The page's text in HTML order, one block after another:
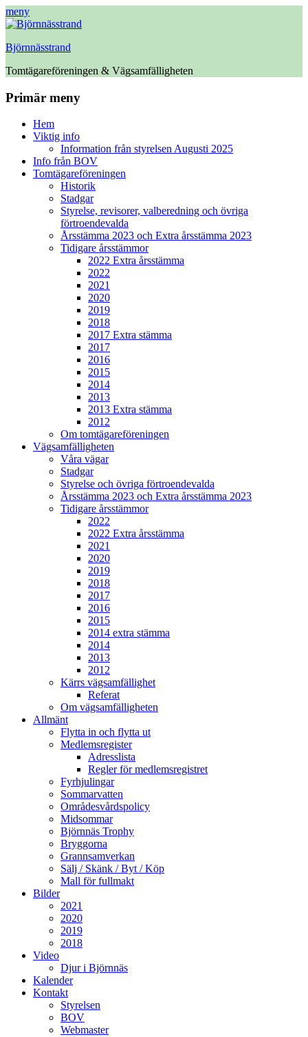
meny
Björnnässtrand
Tomtägareföreningen & Vägsamfälligheten
Facebook
Primär meny
HoppaHem
Viktig info
Information från styrelsen Augusti 2025
Info från BOV
Tomtägareföreningen
Historik
Stadgar
Styrelse, revisorer, valberedning och övriga
förtroendevalda
Årsstämma 2023 och Extra årsstämma 2023
Tidigare årsstämmor
2022 Extra årsstämma
2022
2021
2020
2019
2018
2017 Extra stämma
2017
2016
2015
2014
2013
2013 Extra stämma
2012
Om tomtägareföreningen
Vägsamfälligheten
Våra vägar
Stadgar
Styrelse och övriga förtroendevalda
Årsstämma 2023 och Extra årsstämma 2023
Tidigare årsstämmor
2022
2022 Extra årsstämma
2021
2020
2019
2018
2017
2016
2015
2014 extra stämma
2014
2013
2012
Kärrs vägsamfällighet
Referat
Om vägsamfälligheten
Allmänt
Flytta in och flytta ut
Medlemsregister
Adresslista
Regler för medlemsregistret
Fyrhjulingar
Sommarvatten
Områdesvårdspolicy
Midsommar
Björnnäs Trophy
Bryggorna
Grannsamverkan
Sälj / Skänk / Byt / Köp
Mall för fullmakt
Bilder
2021
2020
2019
2018
Video
Djur i Björnnäs
Kalender
Kontakt
Styrelsen
BOV
Webmaster